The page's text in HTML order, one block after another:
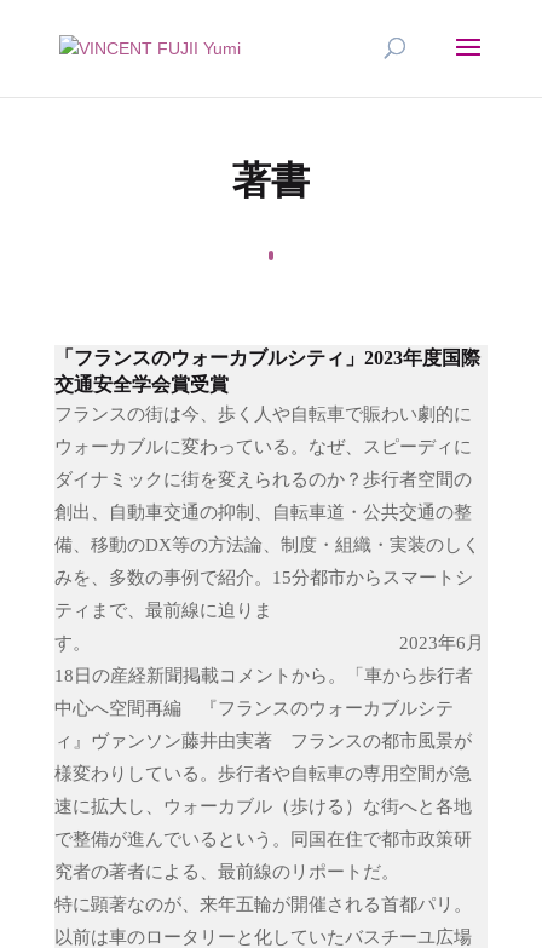
著書
「フランスのウォーカブルシティ」2023年度国際
交通安全学会賞受賞
フランスの街は今、歩く人や自転車で賑わい劇的に
ウォーカブルに変わっている。なぜ、スピーディに
ダイナミックに街を変えられるのか？歩行者空間の
創出、自動車交通の抑制、自転車道・公共交通の整
備、移動のDX等の方法論、制度・組織・実装のしく
みを、多数の事例で紹介。15分都市からスマートシ
ティまで、最前線に迫りま
す。 2023年6月
18日の産経新聞掲載コメントから。「車から歩行者
中心へ空間再編 『フランスのウォーカブルシテ
ィ』ヴァンソン藤井由実著 フランスの都市風景が
様変わりしている。歩行者や自転車の専用空間が急
速に拡大し、ウォーカブル（歩ける）な街へと各地
で整備が進んでいるという。同国在住で都市政策研
究者の著者による、最前線のリポートだ。
特に顕著なのが、来年五輪が開催される首都パリ。
以前は車のロータリーと化していたバスチーユ広場